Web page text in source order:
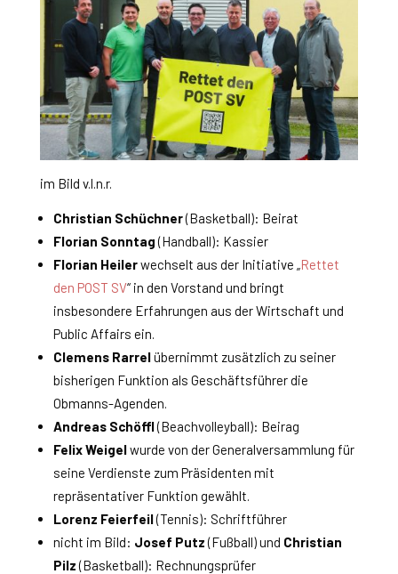
im Bild v.l.n.r.
Christian Schüchner(Basketball): Beirat
Florian Sonntag(Handball): Kassier
Florian Heilerwechselt aus der Initiative „Rettet
den POST SV“ in den Vorstand und bringt
insbesondere Erfahrungen aus der Wirtschaft und
Public Affairs ein.
Clemens Rarrelübernimmt zusätzlich zu seiner
bisherigen Funktion als Geschäftsführer die
Obmanns-Agenden.
Andreas Schöffl(Beachvolleyball): Beirag
Felix Weigelwurde von der Generalversammlung für
seine Verdienste zum Präsidenten mit
repräsentativer Funktion gewählt.
Lorenz Feierfeil(Tennis): Schriftführer
nicht im Bild: Josef Putz(Fußball) und Christian
Pilz(Basketball): Rechnungsprüfer